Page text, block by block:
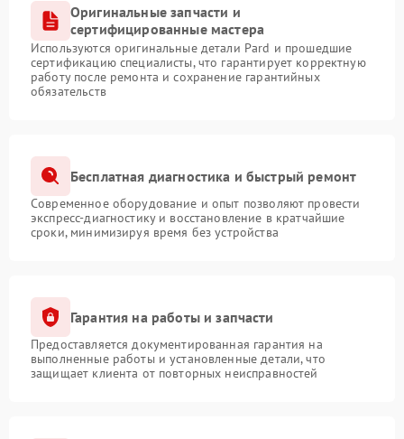
Оригинальные запчасти и
сертифицированные мастера
Используются оригинальные детали Pard и прошедшие
сертификацию специалисты, что гарантирует корректную
работу после ремонта и сохранение гарантийных
обязательств
Бесплатная диагностика и быстрый ремонт
Современное оборудование и опыт позволяют провести
экспресс-диагностику и восстановление в кратчайшие
сроки, минимизируя время без устройства
Гарантия на работы и запчасти
Предоставляется документированная гарантия на
выполненные работы и установленные детали, что
защищает клиента от повторных неисправностей